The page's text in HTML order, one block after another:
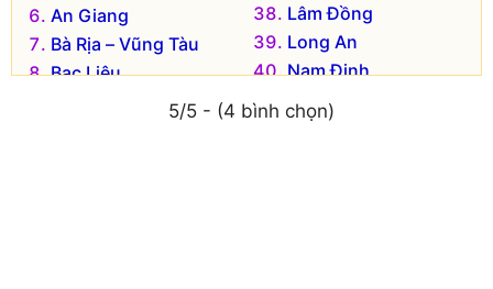
An Giang
Bà Rịa – Vũng Tàu
Bạc Liêu
Lâm Đồng
Long An
Nam Định
Nghệ An
Ninh Bình
5/5 - (4 bình chọn)